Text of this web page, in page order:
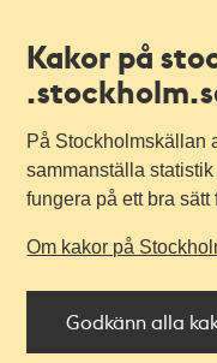
Kakor på
På Stockholmskällan
sammanställa
fungera på ett bra sätt
Om kakor på
Godkänn alla